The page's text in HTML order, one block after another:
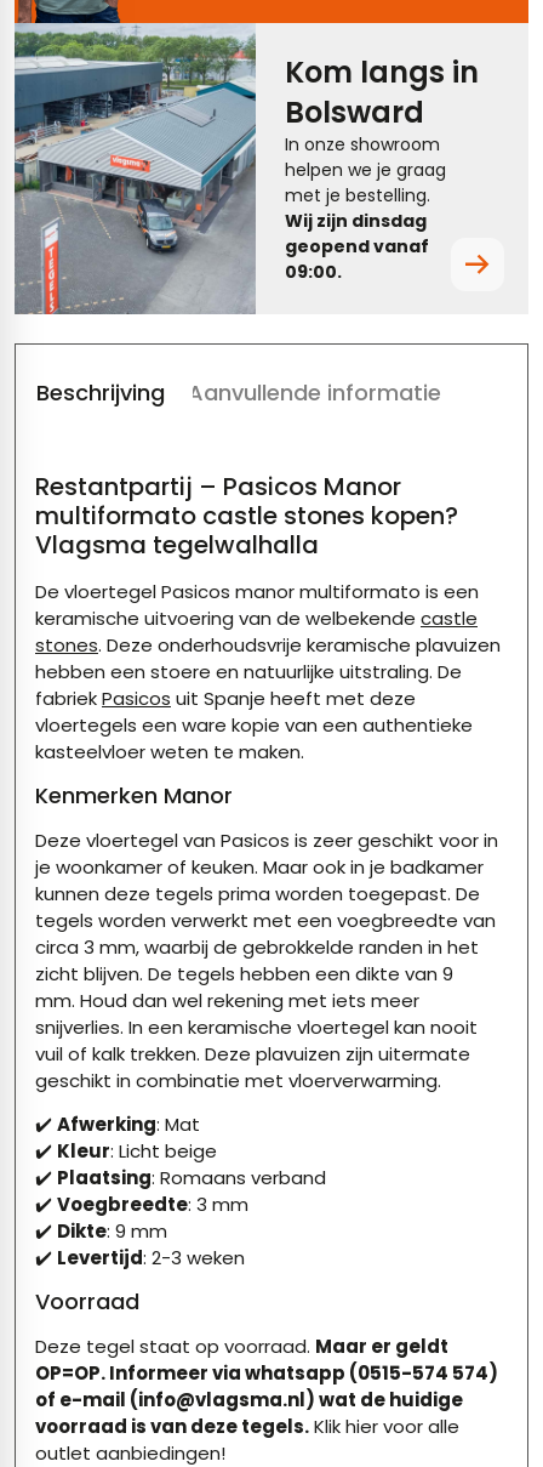
Kom langs in
Bolsward
In onze showroom
helpen we je graag
met je bestelling.
Wij zijn dinsdag
geopend vanaf
09:00.
Beschrijving Aanvullende informatie
Restantpartij – Pasicos Manor
multiformato castle stones kopen?
Vlagsma tegelwalhalla
De vloertegel Pasicos manor multiformato is een
keramische uitvoering van de welbekende castle
stones. Deze onderhoudsvrije keramische plavuizen
hebben een stoere en natuurlijke uitstraling. De
fabriekPasicos uit Spanje heeft met deze
vloertegels een ware kopie van een authentieke
kasteelvloer weten te maken.
Kenmerken Manor
Deze vloertegel van Pasicos is zeer geschikt voor in
je woonkamer of keuken. Maar ook in je badkamer
kunnen deze tegels prima worden toegepast. De
tegels worden verwerkt met een voegbreedte van
circa 3 mm, waarbij de gebrokkelde randen in het
zicht blijven. De tegels hebben een dikte van 9
mm. Houd dan wel rekening met iets meer
snijverlies. In een keramische vloertegel kan nooit
vuil of kalk trekken. Deze plavuizen zijn uitermate
geschikt in combinatie met vloerverwarming.
✔️Afwerking: Mat
✔️ Kleur: Licht beige
✔️ Plaatsing: Romaans verband
✔️Voegbreedte: 3 mm
✔️ Dikte: 9 mm
✔️ Levertijd: 2-3 weken
Voorraad
Deze tegel staat op voorraad. Maar er geldt
OP=OP. Informeer via whatsapp (0515-574 574)
of e-mail (info@vlagsma.nl) wat de huidige
voorraad is van deze tegels.Klik hier voor alle
outlet aanbiedingen!